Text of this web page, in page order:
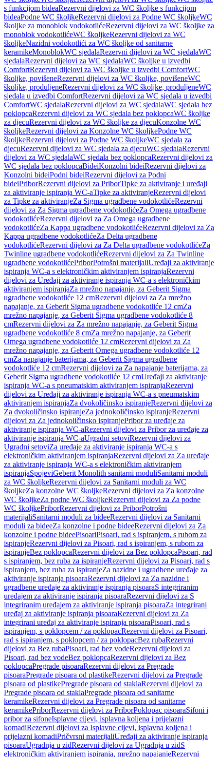
s funkcijom bideaRezervni dijelovi za WC školjke s funkcijom
bideaPodne WC školjkeRezervni dijelovi za Podne WC školjkeWC
školjke za monoblok vodokotlićeRezervni dijelovi za WC školjke za
monoblok vodokotlićeWC školjkeRezervni dijelovi za WC
školjkeNazidni vodokotlići za WC školjke od sanitarne
keramikeMonoblokWC sjedalaRezervni dijelovi za WC sjedalaWC
sjedalaRezervni dijelovi za WC sjedalaWC školjke u izvedbi
ComfortRezervni dijelovi za WC školjke u izvedbi ComfortWC
školjke, povišeneRezervni dijelovi za WC školjke, povišeneWC
školjke, produljeneRezervni dijelovi za WC školjke, produljeneWC
sjedala u izvedbi ComfortRezervni dijelovi za WC sjedala u izvedbi
ComfortWC sjedalaRezervni dijelovi za WC sjedalaWC sjedala bez
poklopcaRezervni dijelovi za WC sjedala bez poklopcaWC školjke
za djecuRezervni dijelovi za WC školjke za djecuKonzolne WC
školjkeRezervni dijelovi za Konzolne WC školjkePodne WC
školjkeRezervni dijelovi za Podne WC školjkeWC sjedala za
djecuRezervni dijelovi za WC sjedala za djecuWC sjedalaRezervni
dijelovi za WC sjedalaWC sjedala bez poklopcaRezervni dijelovi za
WC sjedala bez poklopcaBideiKonzolni bideiRezervni dijelovi za
Konzolni bideiPodni bideiRezervni dijelovi za Podni
bideiPriborRezervni dijelovi za PriborTipke za aktiviranje i uređaji
za aktiviranje ispiranja WC-aTipke za aktiviranjeRezervni dijelovi
za Tipke za aktiviranjeZa Sigma ugradbene vodokotlićeRezervni
dijelovi za Za Sigma ugradbene vodokotlićeZa Omega ugradbene
vodokotlićeRezervni dijelovi za Za Omega ugradbene
vodokotlićeZa Kappa ugradbene vodokotlićeRezervni dijelovi za Za
Kappa ugradbene vodokotlićeZa Delta ugradbene
vodokotlićeRezervni dijelovi za Za Delta ugradbene vodokotlićeZa
Twinline ugradbene vodokotlićeRezervni dijelovi za Za Twinline
ugradbene vodokotlićePriborPotrošni materijaliUređaji za aktiviranje
ispiranja WC-a s elektroničkim aktiviranjem ispiranjaRezervni
dijelovi za Uređaji za aktiviranje ispiranja WC-a s elektroničkim
aktiviranjem ispiranjaZa mrežno napajanje, za Geberit Sigma
ugradbene vodokotliće 12 cmRezervni dijelovi za Za mrežno
napajanje, za Geberit Sigma ugradbene vodokotliće 12 cmZa
mrežno napajanje, za Geberit Sigma ugradbene vodokotliće 8
cmRezervni dijelovi za Za mrežno napajanje, za Geberit Sigma
ugradbene vodokotliće 8 cmZa mrežno napajanje, za Geberit
Omega ugradbene vodokotliće 12 cmRezervni dijelovi za Za
mrežno napajanje, za Geberit Omega ugradbene vodokotliće 12
cmZa napajanje baterijama, za Geberit Sigma ugradbene
vodokotliće 12 cmRezervni dijelovi za Za napajanje baterijama, za
Geberit Sigma ugradbene vodokotliće 12 cmUređaji za aktiviranje
ispiranja WC-a s pneumatskim aktiviranjem ispiranjaRezervni
dijelovi za Uređaji za aktiviranje ispiranja WC-a s pneumatskim
aktiviranjem ispiranjaZa dvokoličinsko ispiranjeRezervni dijelovi za
Za dvokoličinsko ispiranjeZa jednokoličinsko ispiranjeRezervni
dijelovi za Za jednokoličinsko ispiranjePribor za uređaje za
aktiviranje ispiranja WC-aRezervni dijelovi za Pribor za uređaje za
aktiviranje ispiranja WC-aUgradni setoviRezervni dijelovi za
Ugradni setoviZa uređaje za aktiviranje ispiranja WC-a s
elektroničkim aktiviranjem ispiranjaRezervni dijelovi za Za uređaje
za aktiviranje ispiranja WC-a s elektroničkim aktiviranjem
ispiranjaSpojeviGeberit Monolith sanitarni moduliSanitarni moduli
za WC školjkeRezervni dijelovi za Sanitarni moduli za WC
školjkeZa konzolne WC školjkeRezervni dijelovi za Za konzolne
WC školjkeZa podne WC školjkeRezervni dijelovi za Za podne
WC školjkePriborRezervni dijelovi za PriborPotrošni
materijaliSanitarni moduli za bideeRezervni dijelovi za Sanitarni
moduli za bideeZa konzolne i podne bideeRezervni dijelovi za Za
konzolne i podne bideePisoariPisoari, rad s ispiranjem, s rubom za
ispiranjeRezervni dijelovi za Pisoari, rad s ispiranjem, s rubom za
ispiranjeBez poklopcaRezervni dijelovi za Bez poklopcaPisoari, rad
s ispiranjem, bez ruba za ispiranjeRezervni dijelovi za Pisoari, rad s
ispiranjem, bez ruba za ispiranjeZa nazidne i ugradbene uređaje za
aktiviranje ispiranja pisoaraRezervni dijelovi za Za nazidne i
ugradbene uređaje za aktiviranje ispiranja pisoaraS integriranim
uređajem za aktiviranje ispiranja pisoaraRezervni dijelovi za S
integriranim uređajem za aktiviranje ispiranja pisoaraZa integrirani
uređaj za aktiviranje ispiranja pisoaraRezervni dijelovi za Za
integrirani uređaj za aktiviranje ispiranja pisoaraPisoari, rad s
ispiranjem, s poklopcem / za poklopacRezervni dijelovi za Pisoari,
rad s ispiranjem, s poklopcem / za poklopacBez rubaRezervni
dijelovi za Bez rubaPisoari, rad bez vodeRezervni dijelovi za
Pisoari, rad bez vodeBez poklopcaRezervni dijelovi za Bez
poklopcaPregrade pisoaraRezervni dijelovi za Pregrade
pisoaraPregrade pisoara od plastikeRezervni dijelovi za Pregrade
pisoara od plastikePregrade pisoara od staklaRezervni dijelovi za
Pregrade pisoara od staklaPregrade pisoara od sanitarne
keramikeRezervni dijelovi za Pregrade pisoara od sanitarne
keramikePriborRezervni dijelovi za PriborPoklopac pisoaraSifoni i
pribor za sifoneIsplavne cijevi, isplavna koljena i prijelazni
komadiRezervni dijelovi za Isplavne cijevi, isplavna koljena i
prijelazni komadiPričvrsni materijaliUređaji za aktiviranje ispiranja
pisoaraUgradnja u zidRezervni dijelovi za Ugradnja u zidS
elektroničkim aktiviranjem ispiranja, mrežno napajanjeRezervni